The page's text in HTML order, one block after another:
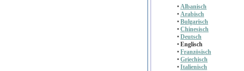
Albanisch
Arabisch
Bulgarisch
Chinesisch
Deutsch
Englisch
Französisch
Griechisch
Italienisch